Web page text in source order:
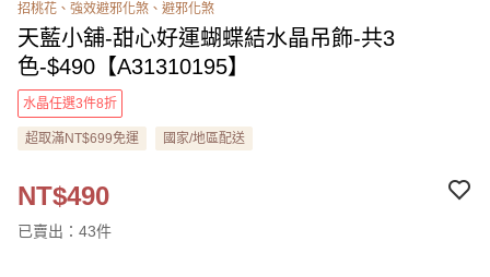
招桃花、強效避邪化煞、避邪化煞
天藍小舖-甜心好運蝴蝶結水晶吊飾-共3
色-$490【A31310195】
水晶任選3件8折
超取滿NT$699免運 國家/地區配送
NT$490
已賣出：43件